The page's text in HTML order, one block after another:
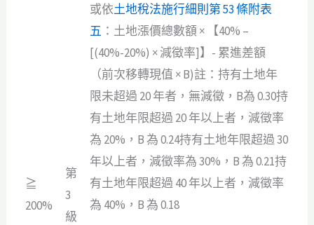
≧
200%
第
3
級
或依土地稅法施行細則第 53 條附表
五 ：土地漲價總數額 × 【40% –
[(40%-20%) × 減徵率]】- 累進差額
（前次移轉現值 × B)註：持有土地年
限未超過 20 年者，無減徵，B為 0.30持
有土地年限超過 20 年以上者，減徵率
為 20%，B 為 0.24持有土地年限超過 30
年以上者，減徵率為 30%，B 為 0.21持
有土地年限超過 40 年以上者，減徵率
為 40%，B 為 0.18